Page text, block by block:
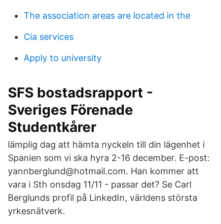
The association areas are located in the
Cia services
Apply to university
SFS bostadsrapport -
Sveriges Förenade
Studentkårer
lämplig dag att hämta nyckeln till din lägenhet i
Spanien som vi ska hyra 2-16 december. E-post:
yannberglund@hotmail.com. Han kommer att
vara i Sth onsdag 11/11 - passar det? Se Carl
Berglunds profil på LinkedIn, världens största
yrkesnätverk.